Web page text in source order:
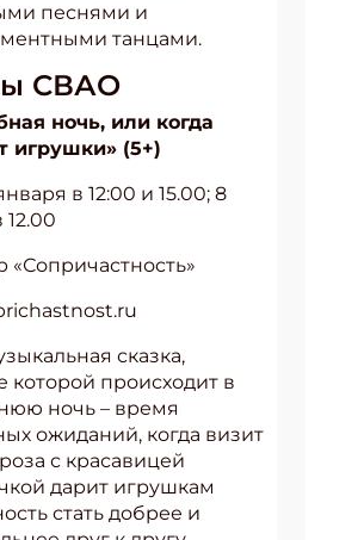
песнями и
танцами.
СВАО
ночь, или когда
игрушки» (5+)
в 12:00 и 15.00; 8
12.00
«Сопричастность»
сказка,
которой происходит в
ночь – время
ожиданий, когда визит
с красавицей
дарит игрушкам
стать добрее и